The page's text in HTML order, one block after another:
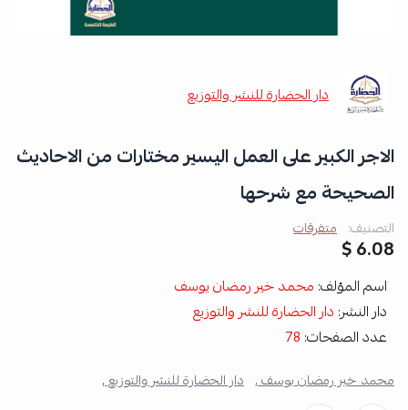
دار الحضارة للنشر والتوزيع
الاجر الكبير على العمل اليسير مختارات من الاحاديث
الصحيحة مع شرحها
التصنيف: متفرقات
6.08 $
اسم المؤلف: محمد خير رمضان يوسف
دار النشر: دار الحضارة للنشر والتوزيع
عدد الصفحات: 78
محمد خير رمضان يوسف , دار الحضارة للنشر والتوزيع ,